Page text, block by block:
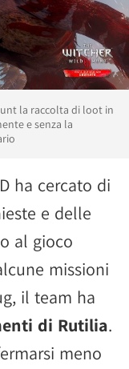
la raccolta di loot in
e senza la
ha cercato di
e delle
al gioco
missioni
il team ha
di Rutilia.
meno